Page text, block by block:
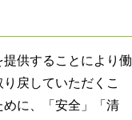
供することにより働
戻していただくこ
に、「安全」「清